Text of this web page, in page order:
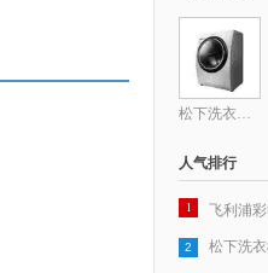
松下洗衣机XQG60-V63GS
人气排行
1 飞利浦彩
2 松下洗